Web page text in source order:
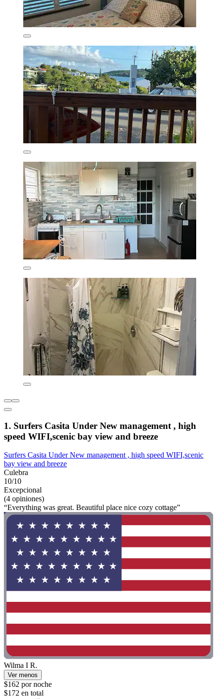
1. Surfers Casita Under New management , high
speed WIFI,scenic bay view and breeze
Surfers Casita Under New management , high speed WIFI,scenic
bay view and breeze
Culebra
10/10
Excepcional
(4 opiniones)
“Everything was great. Beautiful place nice cozy cottage”
Wilma I R.
Ver menos
$162 por noche
$172 en total